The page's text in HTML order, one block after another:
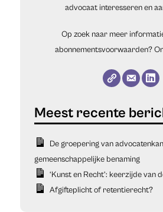
advocaat interesseren en
Op zoek naar meer
abonnementsvoorwaarden?
De groepering van
gemeenschappelijke benaming
‘Kunst en Recht’: keerzijde van
Afgifteplicht of retentierecht?